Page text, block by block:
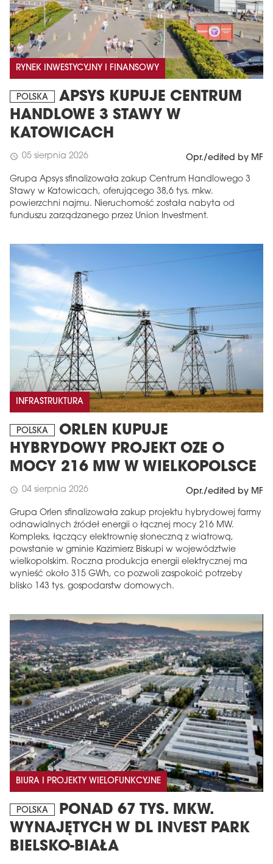
RYNEK INWESTYCYJNY I FINANSOWY
POLSKA
APSYS KUPUJE CENTRUM
HANDLOWE 3 STAWY W
KATOWICACH
schedule 05 sierpnia 2026 Opr./edited by MF
Grupa Apsys sfinalizowała zakup Centrum Handlowego 3
Stawy w Katowicach, oferującego 38,6 tys. mkw.
powierzchni najmu. Nieruchomość została nabyta od
funduszu zarządzanego przez Union Investment.
INFRASTRUKTURA
POLSKA
ORLEN KUPUJE
HYBRYDOWY PROJEKT OZE O
MOCY 216 MW W WIELKOPOLSCE
schedule 04 sierpnia 2026 Opr./edited by MF
Grupa Orlen sfinalizowała zakup projektu hybrydowej farmy
odnawialnych źródeł energii o łącznej mocy 216 MW.
Kompleks, łączący elektrownię słoneczną z wiatrową,
powstanie w gminie Kazimierz Biskupi w województwie
wielkopolskim. Roczna produkcja energii elektrycznej ma
wynieść około 315 GWh, co pozwoli zaspokoić potrzeby
blisko 143 tys. gospodarstw domowych.
BIURA I PROJEKTY WIELOFUNKCYJNE
POLSKA
PONAD 67 TYS. MKW.
WYNAJĘTYCH W DL INVEST PARK
BIELSKO-BIAŁA